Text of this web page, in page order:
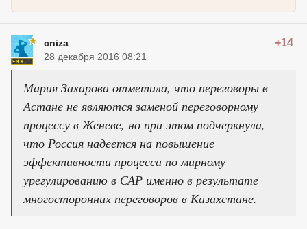
cniza +14
28 декабря 2016 08:21
Мария Захарова отметила, что переговоры в
Астане не являются заменой переговорному
процессу в Женеве, но при этом подчеркнула,
что Россия надеется на повышение
эффективности процесса по мирному
урегулированию в САР именно в результате
многосторонних переговоров в Казахстане.